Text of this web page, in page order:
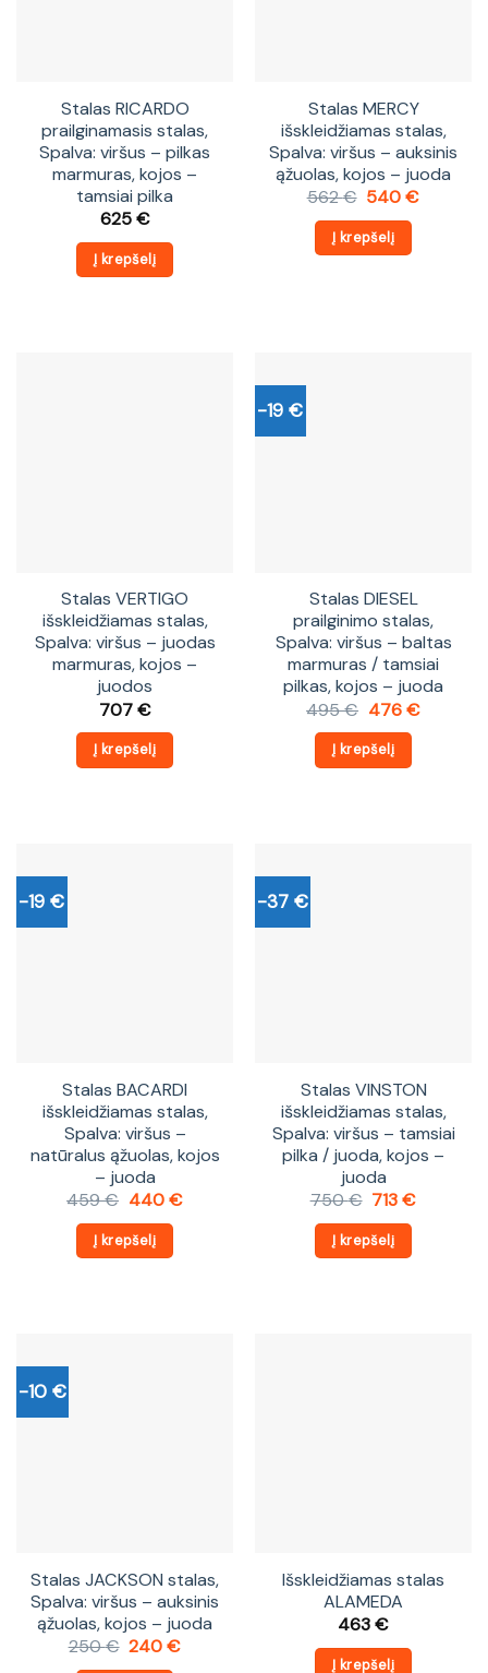
Stalas RICARDO
prailginamasis stalas,
Spalva: viršus – pilkas
marmuras, kojos –
tamsiai pilka
625€
Į krepšelį
Stalas MERCY
išskleidžiamas stalas,
Spalva: viršus – auksinis
ąžuolas, kojos – juoda
562€ Original
was:
562 €.
540€Current
Į krepšelį
Stalas VERTIGO
išskleidžiamas stalas,
Spalva: viršus – juodas
marmuras, kojos –
juodos
707€
Į krepšelį
-19 €
Stalas DIESEL
prailginimo stalas,
Spalva: viršus – baltas
marmuras / tamsiai
pilkas, kojos – juoda
495€ Original
was:
495 €.
476€Current
Į krepšelį
-19 €
Stalas BACARDI
išskleidžiamas stalas,
Spalva: viršus –
natūralus ąžuolas, kojos
– juoda
459€ Original
was:
459 €.
440€Current
Į krepšelį
-37 €
Stalas VINSTON
išskleidžiamas stalas,
Spalva: viršus – tamsiai
pilka / juoda, kojos –
juoda
750€ Original
was:
750 €.
713€Current
Į krepšelį
-10 €
Stalas JACKSON stalas,
Spalva: viršus – auksinis
ąžuolas, kojos – juoda
250€ Original
240€Current
Išskleidžiamas stalas
ALAMEDA
463€
Į krepšelį